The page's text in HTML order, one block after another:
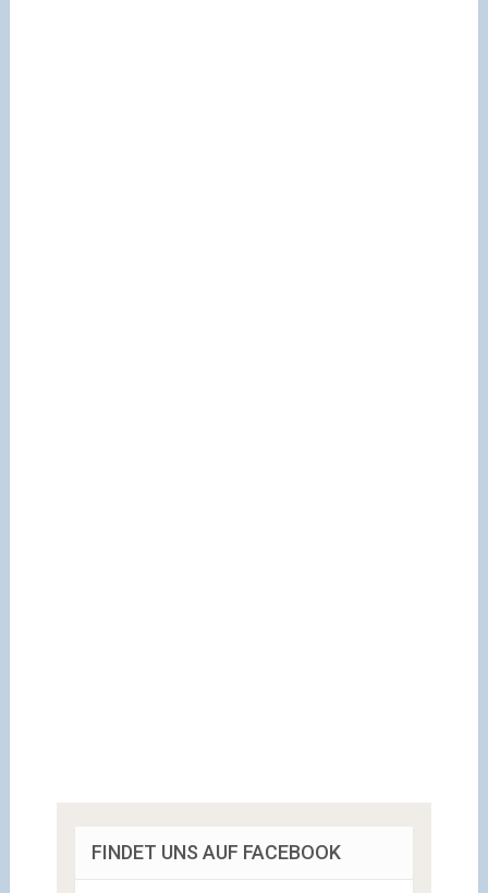
FINDET UNS AUF FACEBOOK